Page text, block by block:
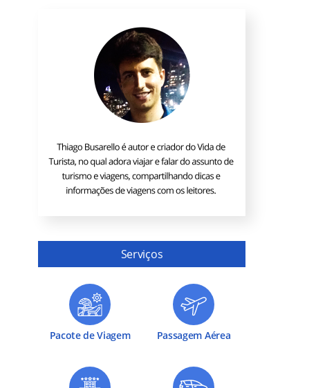
Serviços
Pacote de Viagem Passagem Aérea